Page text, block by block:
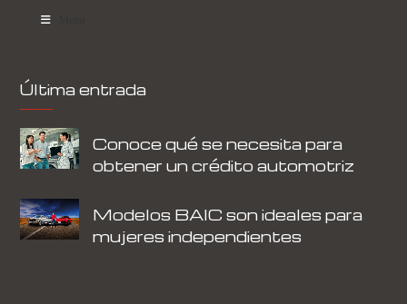
Última entrada
Conoce qué se necesita para
obtener un crédito automotriz
Modelos BAIC son ideales para
mujeres independientes